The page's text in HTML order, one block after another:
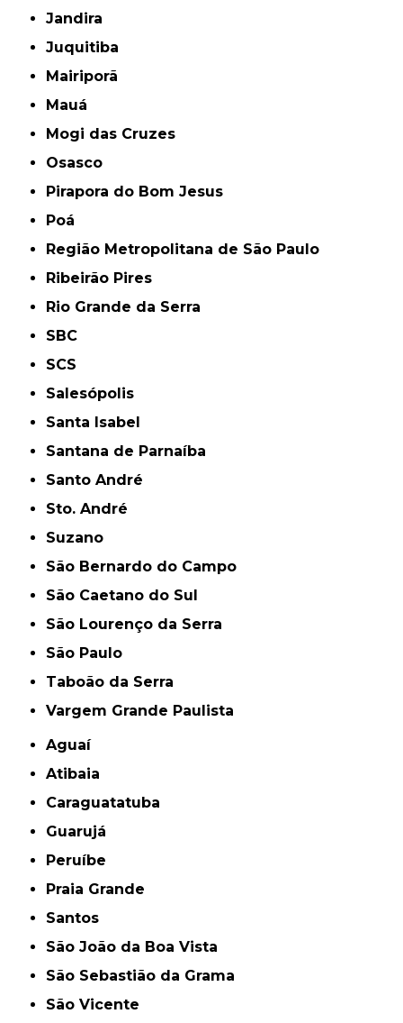
Jandira
Juquitiba
Mairiporã
Mauá
Mogi das Cruzes
Osasco
Pirapora do Bom Jesus
Poá
Região Metropolitana de São Paulo
Ribeirão Pires
Rio Grande da Serra
SBC
SCS
Salesópolis
Santa Isabel
Santana de Parnaíba
Santo André
Sto. André
Suzano
São Bernardo do Campo
São Caetano do Sul
São Lourenço da Serra
São Paulo
Taboão da Serra
Vargem Grande Paulista
Aguaí
Atibaia
Caraguatatuba
Guarujá
Peruíbe
Praia Grande
Santos
São João da Boa Vista
São Sebastião da Grama
São Vicente